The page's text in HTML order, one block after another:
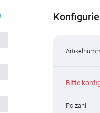
Bitte
Polzahl